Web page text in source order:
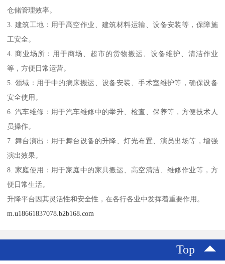
仓储管理效率。
3. 建筑工地：用于高空作业、建筑材料运输、设备安装等，保障施
工安全。
4. 商业场所：用于商场、超市的货物搬运、设备维护、清洁作业
等，方便日常运营。
5. 领域：用于中的病床搬运、设备安装、手术室维护等，确保设备
安全使用。
6. 汽车维修：用于汽车维修中的举升、检查、保养等，方便技术人
员操作。
7. 舞台演出：用于舞台设备的升降、灯光布置、演员出场等，增强
演出效果。
8. 家庭使用：用于家庭中的家具搬运、高空清洁、维修作业等，方
便日常生活。
升降平台因其灵活性和安全性，在各行各业中发挥着重要作用。
m.u18661837078.b2b168.com
Top